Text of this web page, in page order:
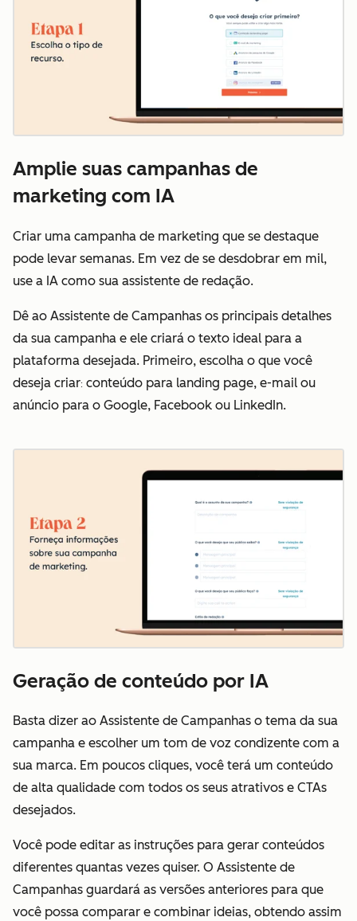
Amplie suas campanhas de
marketing com IA
Criar uma campanha de marketing que se destaque
pode levar semanas. Em vez de se desdobrar em mil,
use a IA como sua assistente de redação.
Dê ao Assistente de Campanhas os principais detalhes
da sua campanha e ele criará o texto ideal para a
plataforma desejada. Primeiro, escolha o que você
deseja criar: conteúdo para landing page, e-mail ou
anúncio para o Google, Facebook ou LinkedIn.
Geração de conteúdo por IA
Basta dizer ao Assistente de Campanhas o tema da sua
campanha e escolher um tom de voz condizente com a
sua marca. Em poucos cliques, você terá um conteúdo
de alta qualidade com todos os seus atrativos e CTAs
desejados.
Você pode editar as instruções para gerar conteúdos
diferentes quantas vezes quiser. O Assistente de
Campanhas guardará as versões anteriores para que
você possa comparar e combinar ideias, obtendo assim